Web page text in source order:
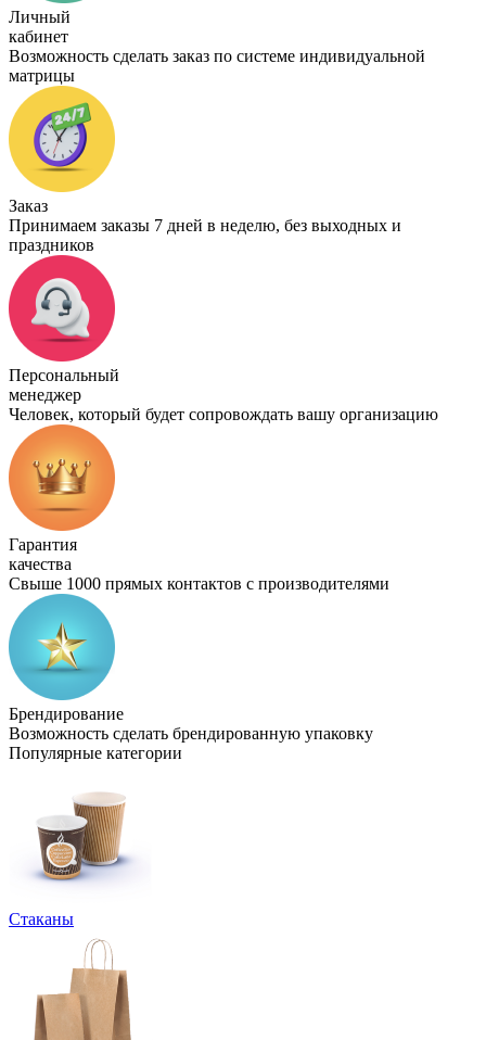
Личный
кабинет
Возможность сделать заказ по системе индивидуальной
матрицы
Заказ
Принимаем заказы 7 дней в неделю, без выходных и
праздников
Персональный
менеджер
Человек, который будет сопровождать вашу организацию
Гарантия
качества
Свыше 1000 прямых контактов с производителями
Брендирование
Возможность сделать брендированную упаковку
Популярные категории
Стаканы